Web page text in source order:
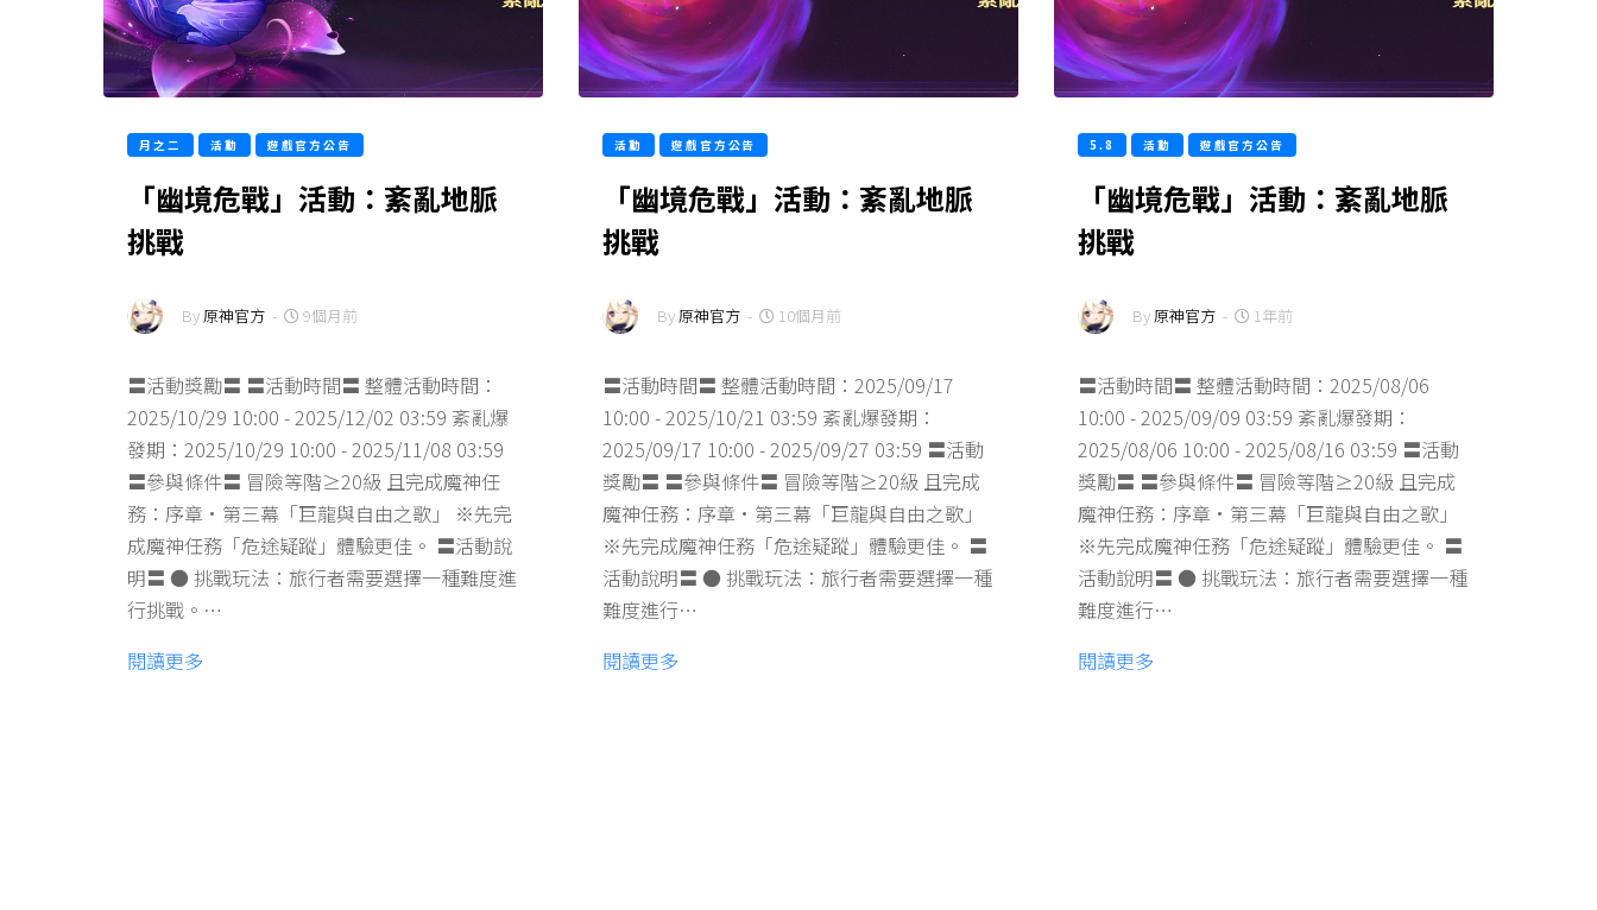
月之二 活動 遊戲官方公告
「幽境危戰」活動：紊亂地脈
挑戰
By原神官方 - 9個月前
〓活動獎勵〓 〓活動時間〓 整體活動時間：
2025/10/29 10:00 - 2025/12/02 03:59 紊亂爆
發期：2025/10/29 10:00 - 2025/11/08 03:59
〓參與條件〓 冒險等階≥20級 且完成魔神任
務：序章·第三幕「巨龍與自由之歌」 ※先完
成魔神任務「危途疑蹤」體驗更佳。 〓活動說
明〓 ● 挑戰玩法：旅行者需要選擇一種難度進
行挑戰。…
閱讀更多
活動 遊戲官方公告
「幽境危戰」活動：紊亂地脈
挑戰
By原神官方 - 10個月前
〓活動時間〓 整體活動時間：2025/09/17
10:00 - 2025/10/21 03:59 紊亂爆發期：
2025/09/17 10:00 - 2025/09/27 03:59 〓活動
獎勵〓 〓參與條件〓 冒險等階≥20級 且完成
魔神任務：序章·第三幕「巨龍與自由之歌」
※先完成魔神任務「危途疑蹤」體驗更佳。 〓
活動說明〓 ● 挑戰玩法：旅行者需要選擇一種
難度進行…
閱讀更多
5.8 活動 遊戲官方公告
「幽境危戰」活動：紊亂地脈
挑戰
By原神官方 - 1年前
〓活動時間〓 整體活動時間：2025/08/06
10:00 - 2025/09/09 03:59 紊亂爆發期：
2025/08/06 10:00 - 2025/08/16 03:59 〓活動
獎勵〓 〓參與條件〓 冒險等階≥20級 且完成
魔神任務：序章·第三幕「巨龍與自由之歌」
※先完成魔神任務「危途疑蹤」體驗更佳。 〓
活動說明〓 ● 挑戰玩法：旅行者需要選擇一種
難度進行…
閱讀更多